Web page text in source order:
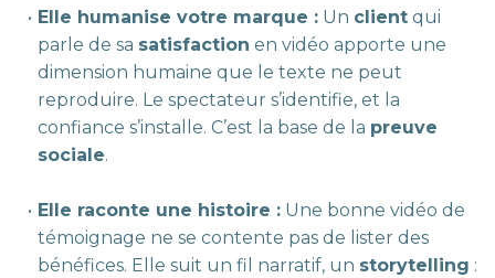
Elle humanise votre marque :Un clientqui
parle de sa satisfaction en vidéo apporte une
dimension humaine que le texte ne peut
reproduire. Le spectateur s’identifie, et la
confiance s’installe. C’est la base de la preuve
sociale.
Elle raconte une histoire :Une bonne vidéo de
témoignage ne se contente pas de lister des
bénéfices. Elle suit un fil narratif, un storytelling :